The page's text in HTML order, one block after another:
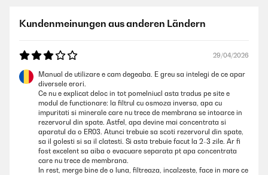
Kundenmeinungen aus anderen Ländern
29/04/2026
Manual de utilizare e cam degeaba. E greu sa intelegi de ce apar
diversele erori.
Ce nu e explicat deloc in tot pomelniucl asta tradus pe site e
modul de functionare: la filtrul cu osmoza inversa, apa cu
impuritati si minerale care nu trece de membrana se intoarce in
rezervorul din spate. Astfel, apa devine mai concentrata si
aparatul da o ER03. Atunci trebuie sa scoti rezervorul din spate,
sa il golesti si sa il clatesti. Si asta trebuie facut la 2-3 zile. Ar fi
fost excelent sa aiba o evacuare separata pt apa concentrata
care nu trece de membrana.
In rest, merge bine de o luna, filtreaza, incalzeste, face in mare ce